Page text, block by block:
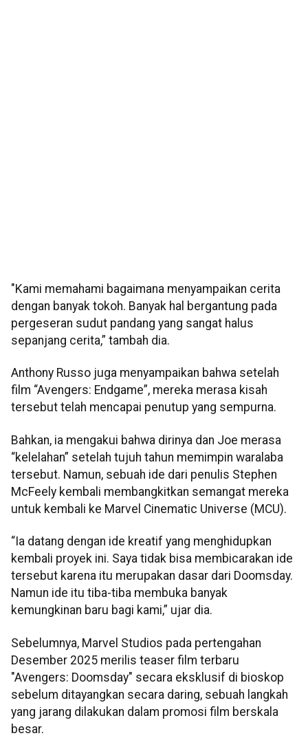
"Kami memahami bagaimana menyampaikan cerita
dengan banyak tokoh. Banyak hal bergantung pada
pergeseran sudut pandang yang sangat halus
sepanjang cerita,” tambah dia.
Anthony Russo juga menyampaikan bahwa setelah
film “Avengers: Endgame”, mereka merasa kisah
tersebut telah mencapai penutup yang sempurna.
Bahkan, ia mengakui bahwa dirinya dan Joe merasa
“kelelahan” setelah tujuh tahun memimpin waralaba
tersebut. Namun, sebuah ide dari penulis Stephen
McFeely kembali membangkitkan semangat mereka
untuk kembali ke Marvel Cinematic Universe (MCU).
“Ia datang dengan ide kreatif yang menghidupkan
kembali proyek ini. Saya tidak bisa membicarakan ide
tersebut karena itu merupakan dasar dari Doomsday.
Namun ide itu tiba-tiba membuka banyak
kemungkinan baru bagi kami,” ujar dia.
Sebelumnya, Marvel Studios pada pertengahan
Desember 2025 merilis teaser film terbaru
"Avengers: Doomsday" secara eksklusif di bioskop
sebelum ditayangkan secara daring, sebuah langkah
yang jarang dilakukan dalam promosi film berskala
besar.